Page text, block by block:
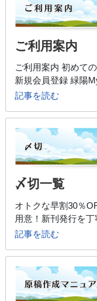
ご利用案内
ご利用案内 初めて
新規会員登録 緑陽
記事を読む
〆切一覧
オトクな早割30％
用意！新刊発行を
記事を読む